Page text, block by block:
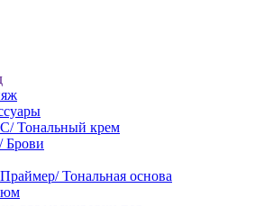
Тональный крем
Брови
Тональная основа